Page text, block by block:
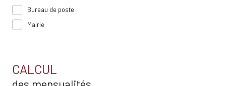
Bureau de poste
Mairie
CALCUL